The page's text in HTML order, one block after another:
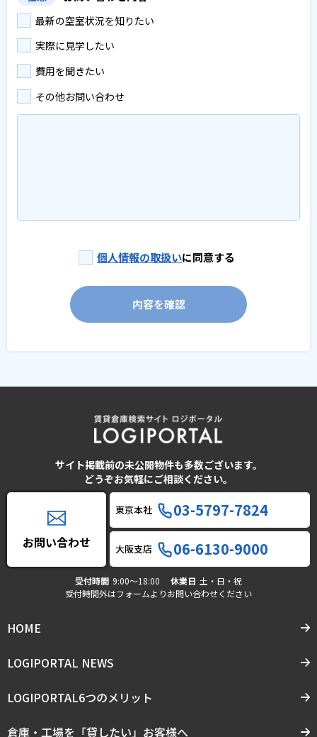
最新の空室状況を知りたい
実際に見学したい
費用を聞きたい
その他お問い合わせ
個人情報の取扱いに同意する
内容を確認
サイト掲載前の未公開物件も多数ございます。
どうぞお気軽にご相談ください。
お問い合わせ
東京本社 03-5797-7824
大阪支店 06-6130-9000
受付時間 9:00〜18:00 休業日 土・日・祝
受付時間外はフォームよりお問い合わせください
HOME
LOGIPORTAL NEWS
LOGIPORTAL6つのメリット
倉庫・工場を「貸したい」お客様へ